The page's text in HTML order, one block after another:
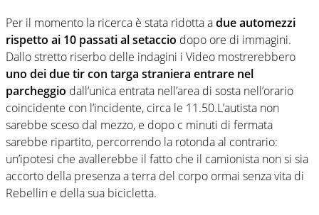
Per il momento la ricerca è stata ridotta adue automezzi
rispetto ai 10 passati al setaccio dopo ore di immagini.
Dallo stretto riserbo delle indagini i Video mostrerebbero
uno dei due tir con targa straniera entrare nel
parcheggio dall’unica entrata nell’area di sosta nell’orario
coincidente con l’incidente, circa le 11.50.L’autista non
sarebbe sceso dal mezzo, e dopo c minuti di fermata
sarebbe ripartito, percorrendo la rotonda al contrario:
un’ipotesi che avallerebbe il fatto che il camionista non si sia
accorto della presenza a terra del corpo ormai senza vita di
Rebellin e della sua bicicletta.